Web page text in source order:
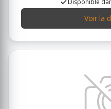
Disponible
Voir la